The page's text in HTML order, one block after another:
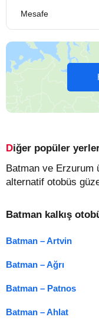
Mesafe
Diğer popüler
Batman ve Erzurum
alternatif otobüs
Batman kalkış
Batman – Artvin
Batman – Ağrı
Batman – Patnos
Batman – Ahlat